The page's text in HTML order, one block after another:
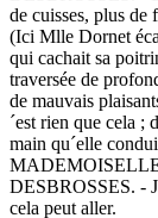
de cuisses, plus de
(Ici Mlle Dornet
qui cachait sa
traversée de
de mauvais
´est rien que cela
main qu´elle
MADEMOISELLE
DESBROSSES. -
cela peut aller.